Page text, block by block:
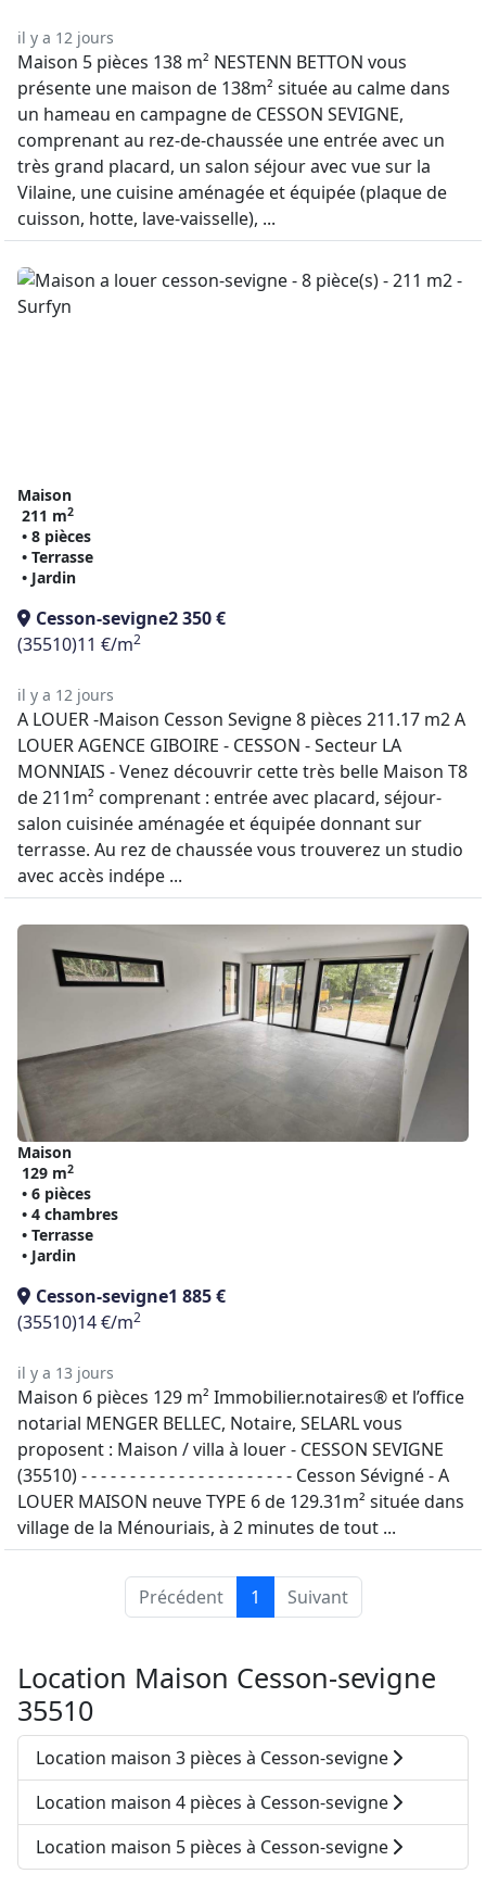
il y a 12 jours
Maison 5 pièces 138 m² NESTENN BETTON vous
présente une maison de 138m² située au calme dans
un hameau en campagne de CESSON SEVIGNE,
comprenant au rez-de-chaussée une entrée avec un
très grand placard, un salon séjour avec vue sur la
Vilaine, une cuisine aménagée et équipée (plaque de
cuisson, hotte, lave-vaisselle), ...
Maison
211 m2
• 8 pièces
• Terrasse
• Jardin
Cesson-sevigne2 350 €
(35510)11 €/m2
il y a 12 jours
A LOUER -Maison Cesson Sevigne 8 pièces 211.17 m2 A
LOUER AGENCE GIBOIRE - CESSON - Secteur LA
MONNIAIS - Venez découvrir cette très belle Maison T8
de 211m² comprenant : entrée avec placard, séjour-
salon cuisinée aménagée et équipée donnant sur
terrasse. Au rez de chaussée vous trouverez un studio
avec accès indépe ...
Maison
129 m2
• 6 pièces
• 4 chambres
• Terrasse
• Jardin
Cesson-sevigne1 885 €
(35510)14 €/m2
il y a 13 jours
Maison 6 pièces 129 m² Immobilier.notaires® et l’office
notarial MENGER BELLEC, Notaire, SELARL vous
proposent : Maison / villa à louer - CESSON SEVIGNE
(35510) - - - - - - - - - - - - - - - - - - - - - - Cesson Sévigné - A
LOUER MAISON neuve TYPE 6 de 129.31m² située dans
village de la Ménouriais, à 2 minutes de tout ...
Précédent 1 Suivant
Location Maison Cesson-sevigne
35510
Location maison 3 pièces à Cesson-sevigne
Location maison 4 pièces à Cesson-sevigne
Location maison 5 pièces à Cesson-sevigne